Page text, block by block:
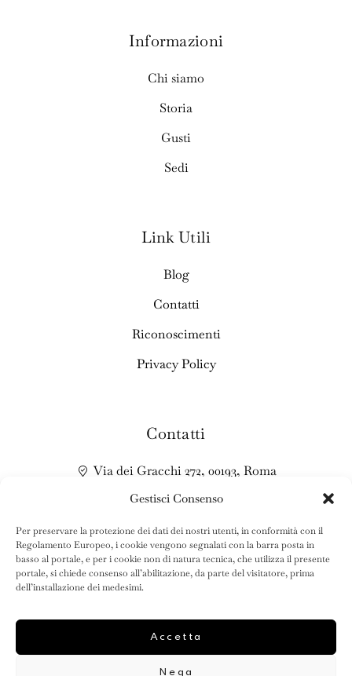
Gestisci Consenso
Per preservare la protezione dei dati dei nostri utenti, in conformità con il
Regolamento Europeo, i cookie vengono segnalati con la barra posta in
basso al portale, e per i cookie non di natura tecnica, che utilizza il presente
portale, si chiede consenso all’abilitazione, da parte del visitatore, prima
dell’installazione dei medesimi.
Accetta
Nega
Informazioni
Chi siamo
Storia
Gusti
Sedi
Link Utili
Blog
Contatti
Riconoscimenti
Privacy Policy
Contatti
Via dei Gracchi 272, 00193, Roma
+39 06 321 6668
info@gelateriadeigracchi.it
*Aperto tutti i giorni dalle 11.30 alle 24.00